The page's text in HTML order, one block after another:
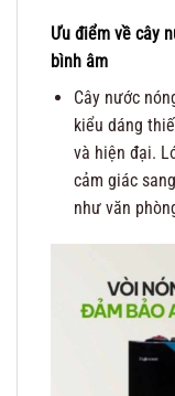
Ưu điểm về cây
bình âm
Cây nước
kiểu dáng
và hiện đại.
cảm giác
như văn